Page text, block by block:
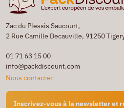
Zac du Plessis Saucourt,
2 Rue Camille Decauville, 91250
01 71 63 15 00
info@packdiscount.com
Nous contacter
Inscrivez-vous à la newsletter et